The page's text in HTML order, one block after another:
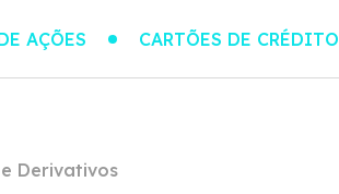
AÇÕES CARTÕES DE CRÉDITO
Derivativos